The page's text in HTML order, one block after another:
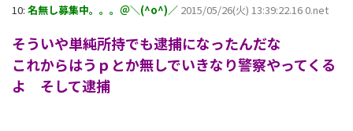
10: 名無し募集中。。。＠＼(^o^)／ 2015/05/26(火) 13:39:22.16 0.net
そういや単純所持でも逮捕になったんだな
これからはうｐとか無しでいきなり警察やってくる
よ そして逮捕